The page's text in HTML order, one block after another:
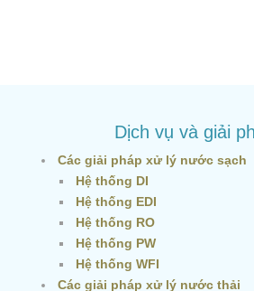
Dịch vụ và giải
Các giải pháp xử lý nước sạch
Hệ thống DI
Hệ thống EDI
Hệ thống RO
Hệ thống PW
Hệ thống WFI
Các giải pháp xử lý nước thải